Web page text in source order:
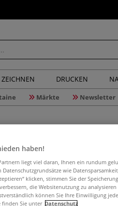
ZEICHNEN DRUCKEN
Märkte Newsletter
Elektrische
und
haben!
liegt viel daran, Ihnen ein rundum
wie
klicken, stimmen Sie der
die Websitenutzung zu
können Sie Ihre Einwilligung
finden Sie unter Datenschutz